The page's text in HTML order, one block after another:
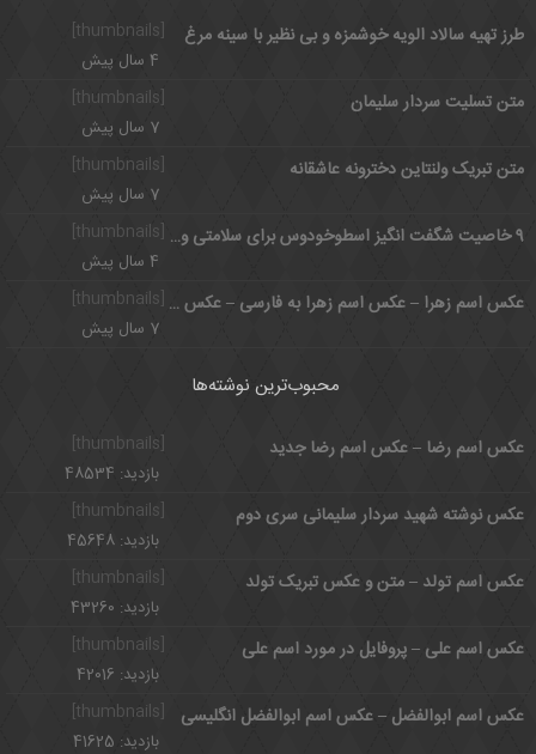
[thumbnails] طرز تهیه سالاد الویه خوشمزه و بی نظیر با سینه مرغ
4 سال پیش
متن تسلیت سردار سلیمان
7 سال پیش
[thumbnails]
متن تبریک ولنتاین دخترونه عاشقانه
7 سال پیش
9 خاصیت شگفت انگیز اسطوخودوس برای سلامتی و مضرات آن
4 سال پیش
عکس اسم زهرا – عکس اسم زهرا به فارسی – عکس زیبای زهرا
7 سال پیش
محبوب‌ترین نوشته‌ها
عکس اسم رضا – عکس اسم رضا جدید
بازدید: 48534
[thumbnails]
عکس نوشته شهید سردار سلیمانی سری دوم
بازدید: 45648
عکس اسم تولد – متن و عکس تبریک تولد
بازدید: 43260
عکس اسم علی – پروفایل در مورد اسم علی
بازدید: 42016
عکس اسم ابوالفضل – عکس اسم ابوالفضل انگلیسی
بازدید: 41625